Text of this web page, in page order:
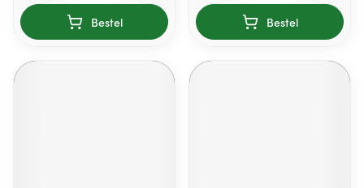
Bestel Bestel